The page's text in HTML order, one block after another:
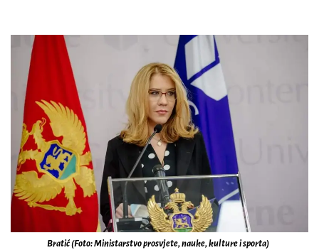
Bratić (Foto: Ministarstvo prosvjete, nauke, kulture i sporta)